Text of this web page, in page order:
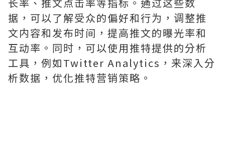
据，可以了解受众的偏好和行为，调整推
文内容和发布时间，提高推文的曝光率和
互动率。同时，可以使用推特提供的分析
工具，例如Twitter Analytics，来深入分
析数据，优化推特营销策略。